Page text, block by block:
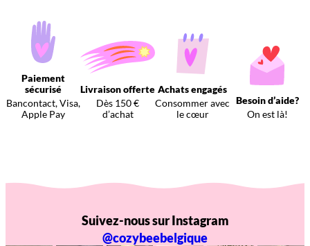
Paiement
sécurisé
Bancontact, Visa,
Apple Pay
Livraison offerte
Dès 150 €
d’achat
Achats engagés
Consommer avec
le cœur
Besoin d’aide?
On est là!
Suivez-nous sur Instagram
@cozybeebelgique